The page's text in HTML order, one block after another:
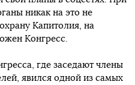
никак на это не
Капитолия, на
Конгресс.
где заседают члены
явился одной из самых